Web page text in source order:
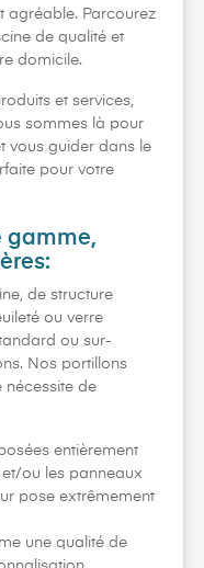
agréable. Parcourez
de qualité et
domicile.
et services,
sommes là pour
vous guider dans le
pour votre
gamme,
de structure
ou verre
ou sur-
Nos portillons
nécessite de
entièrement
ou les panneaux
pose extrêmement
une qualité de